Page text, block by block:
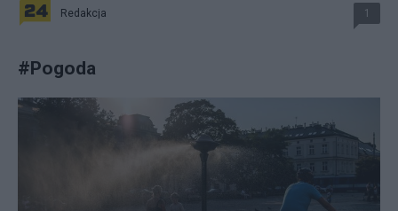
Redakcja 1
#Pogoda